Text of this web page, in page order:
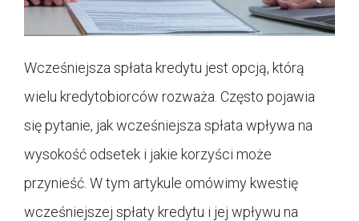
Wcześniejsza spłata kredytu jest opcją, którą
wielu kredytobiorców rozważa. Często pojawia
się pytanie, jak wcześniejsza spłata wpływa na
wysokość odsetek i jakie korzyści może
przynieść. W tym artykule omówimy kwestię
wcześniejszej spłaty kredytu i jej wpływu na